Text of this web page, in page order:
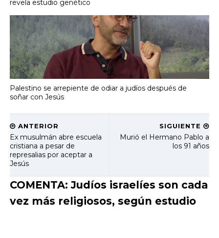
revela estudio genético
Palestino se arrepiente de odiar a judíos después de
soñar con Jesús
SIGUIENTE
Murió el Hermano Pablo a
los 91 años
ANTERIOR
Ex musulmán abre escuela
cristiana a pesar de
represalias por aceptar a
Jesús
COMENTA: Judíos israelíes son cada
vez más religiosos, según estudio